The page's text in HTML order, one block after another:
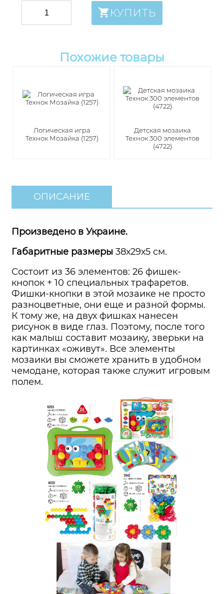
КУПИТЬ
Похожие товары
Логическая игра
Технок Мозайка (1257)
Детская мозаика
Технок 300 элементов
(4722)
ОПИСАНИЕ
Произведено в Украине.
Габаритные размеры 38х29х5 см.
Состоит из 36 элементов: 26 фишек-
кнопок + 10 специальных трафаретов.
Фишки-кнопки в этой мозаике не просто
разноцветные, они еще и разной формы.
К тому же, на двух фишках нанесен
рисунок в виде глаз. Поэтому, после того
как малыш составит мозаику, зверьки на
картинках «оживут». Все элементы
мозаики вы сможете хранить в удобном
чемодане, которая также служит игровым
полем.